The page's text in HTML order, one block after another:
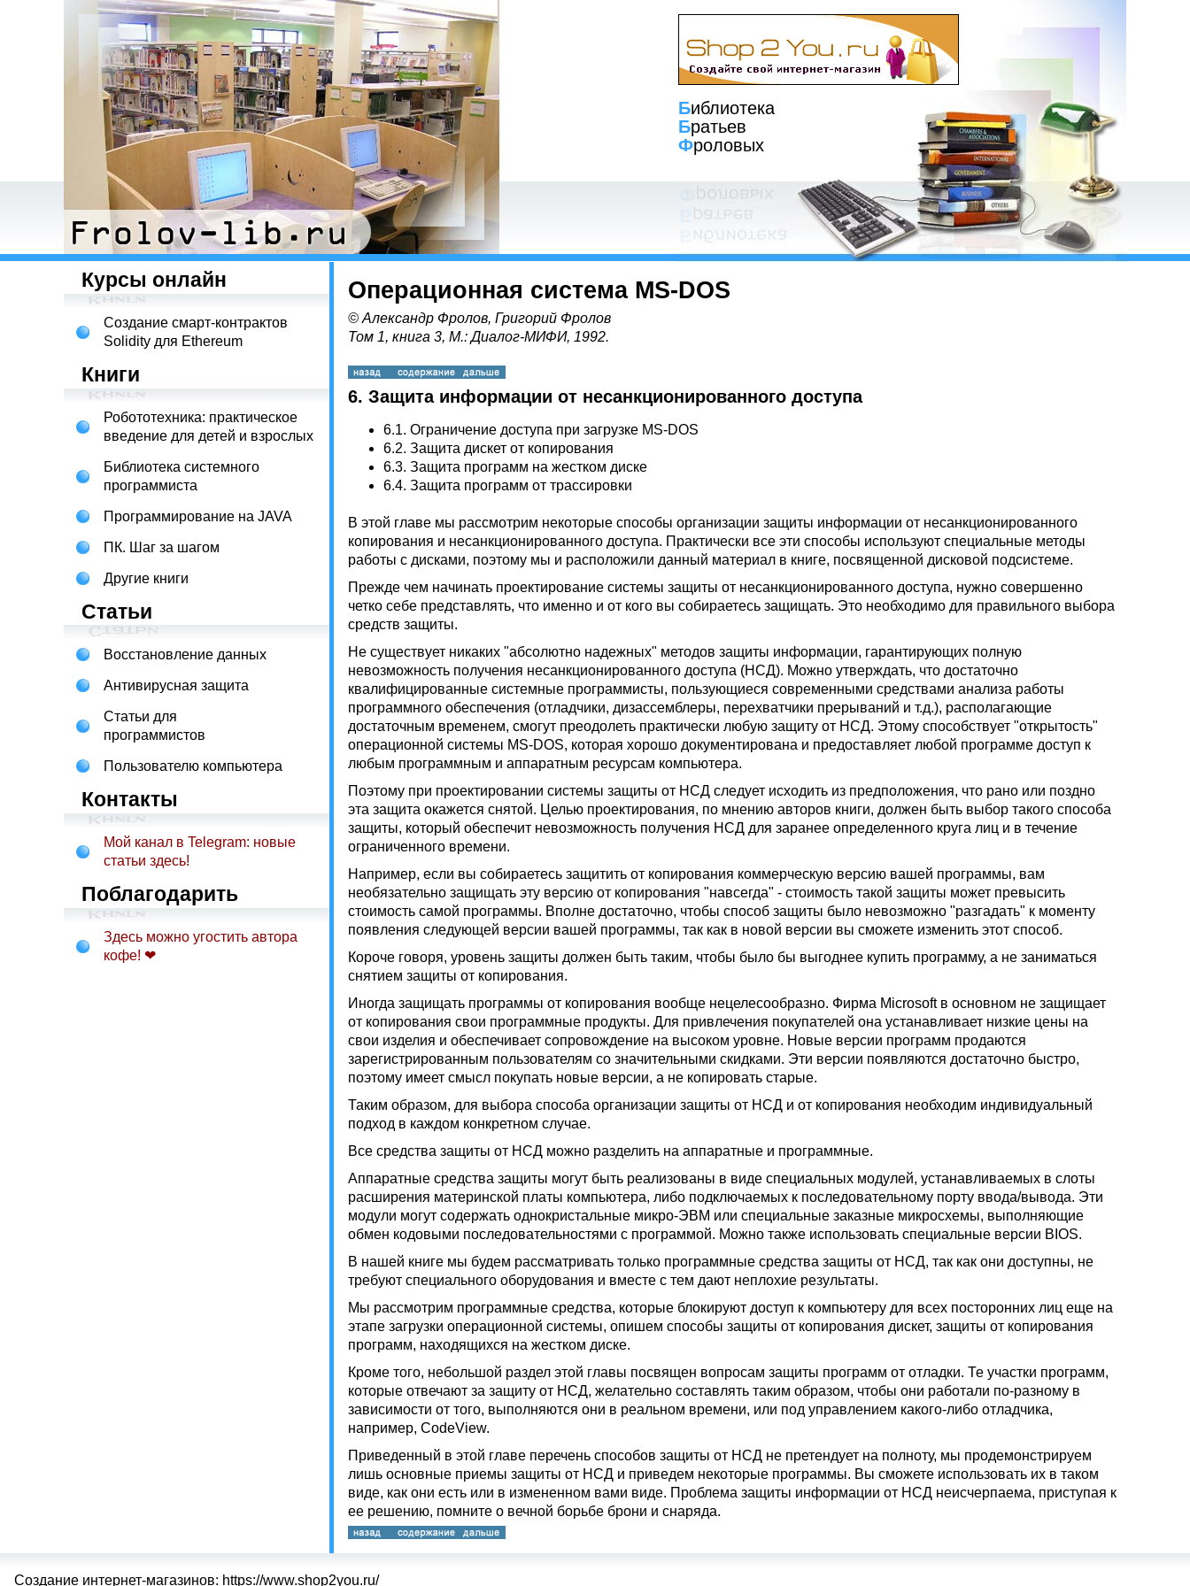
Библиотека
Братьев
Фроловых
Курсы онлайн
Создание смарт-контрактов
Solidity для Ethereum
Книги
Робототехника: практическое
введение для детей и взрослых
Библиотека системного
программиста
Программирование на JAVA
ПК. Шаг за шагом
Другие книги
Статьи
Восстановление данных
Антивирусная защита
Статьи для
программистов
Пользователю компьютера
Контакты
Мой канал в Telegram: новые
статьи здесь!
Поблагодарить
Здесь можно угостить автора
кофе! ❤
Операционная система MS-DOS
© Александр Фролов, Григорий Фролов
Том 1, книга 3, М.: Диалог-МИФИ, 1992.
6. Защита информации от несанкционированного доступа
6.1. Ограничение доступа при загрузке MS-DOS
6.2. Защита дискет от копирования
6.3. Защита программ на жестком диске
6.4. Защита программ от трассировки
В этой главе мы рассмотрим некоторые способы организации защиты информации от несанкционированного
копирования и несанкционированного доступа. Практически все эти способы используют специальные методы
работы с дисками, поэтому мы и расположили данный материал в книге, посвященной дисковой подсистеме.
Прежде чем начинать проектирование системы защиты от несанкционированного доступа, нужно совершенно
четко себе представлять, что именно и от кого вы собираетесь защищать. Это необходимо для правильного выбора
средств защиты.
Не существует никаких "абсолютно надежных" методов защиты информации, гарантирующих полную
невозможность получения несанкционированного доступа (НСД). Можно утверждать, что достаточно
квалифицированные системные программисты, пользующиеся современными средствами анализа работы
программного обеспечения (отладчики, дизассемблеры, перехватчики прерываний и т.д.), располагающие
достаточным временем, смогут преодолеть практически любую защиту от НСД. Этому способствует "открытость"
операционной системы MS-DOS, которая хорошо документирована и предоставляет любой программе доступ к
любым программным и аппаратным ресурсам компьютера.
Поэтому при проектировании системы защиты от НСД следует исходить из предположения, что рано или поздно
эта защита окажется снятой. Целью проектирования, по мнению авторов книги, должен быть выбор такого способа
защиты, который обеспечит невозможность получения НСД для заранее определенного круга лиц и в течение
ограниченного времени.
Например, если вы собираетесь защитить от копирования коммерческую версию вашей программы, вам
необязательно защищать эту версию от копирования "навсегда" - стоимость такой защиты может превысить
стоимость самой программы. Вполне достаточно, чтобы способ защиты было невозможно "разгадать" к моменту
появления следующей версии вашей программы, так как в новой версии вы сможете изменить этот способ.
Короче говоря, уровень защиты должен быть таким, чтобы было бы выгоднее купить программу, а не заниматься
снятием защиты от копирования.
Иногда защищать программы от копирования вообще нецелесообразно. Фирма Microsoft в основном не защищает
от копирования свои программные продукты. Для привлечения покупателей она устанавливает низкие цены на
свои изделия и обеспечивает сопровождение на высоком уровне. Новые версии программ продаются
зарегистрированным пользователям со значительными скидками. Эти версии появляются достаточно быстро,
поэтому имеет смысл покупать новые версии, а не копировать старые.
Таким образом, для выбора способа организации защиты от НСД и от копирования необходим индивидуальный
подход в каждом конкретном случае.
Все средства защиты от НСД можно разделить на аппаратные и программные.
Аппаратные средства защиты могут быть реализованы в виде специальных модулей, устанавливаемых в слоты
расширения материнской платы компьютера, либо подключаемых к последовательному порту ввода/вывода. Эти
модули могут содержать однокристальные микро-ЭВМ или специальные заказные микросхемы, выполняющие
обмен кодовыми последовательностями с программой. Можно также использовать специальные версии BIOS.
В нашей книге мы будем рассматривать только программные средства защиты от НСД, так как они доступны, не
требуют специального оборудования и вместе с тем дают неплохие результаты.
Мы рассмотрим программные средства, которые блокируют доступ к компьютеру для всех посторонних лиц еще на
этапе загрузки операционной системы, опишем способы защиты от копирования дискет, защиты от копирования
программ, находящихся на жестком диске.
Кроме того, небольшой раздел этой главы посвящен вопросам защиты программ от отладки. Те участки программ,
которые отвечают за защиту от НСД, желательно составлять таким образом, чтобы они работали по-разному в
зависимости от того, выполняются они в реальном времени, или под управлением какого-либо отладчика,
например, CodeView.
Приведенный в этой главе перечень способов защиты от НСД не претендует на полноту, мы продемонстрируем
лишь основные приемы защиты от НСД и приведем некоторые программы. Вы сможете использовать их в таком
виде, как они есть или в измененном вами виде. Проблема защиты информации от НСД неисчерпаема, приступая к
ее решению, помните о вечной борьбе брони и снаряда.
Создание интернет-магазинов: https://www.shop2you.ru/